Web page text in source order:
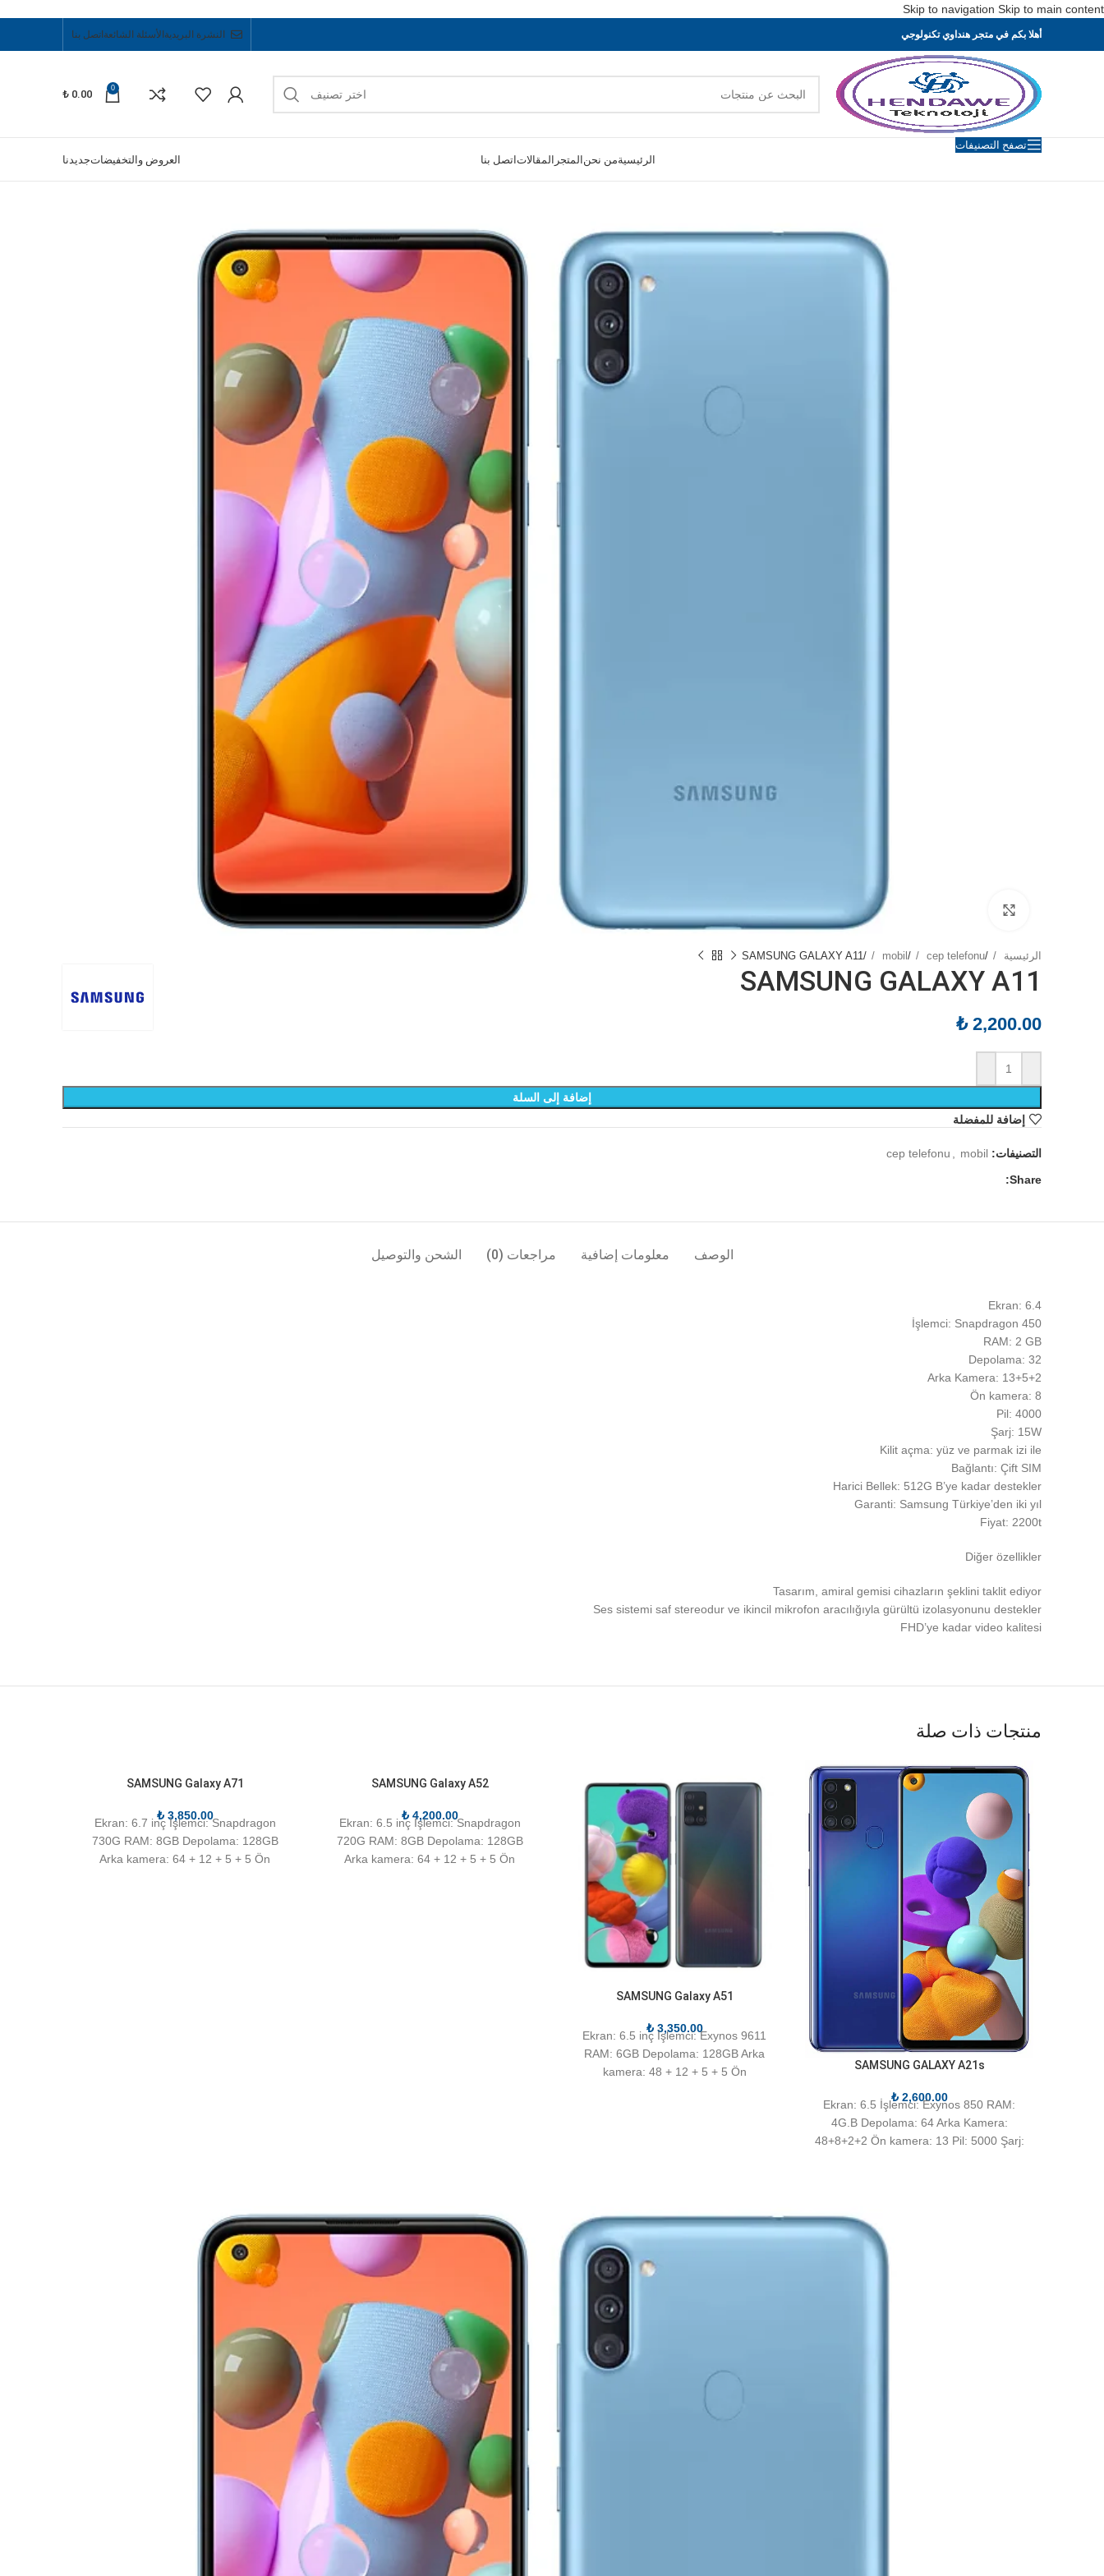
Skip to navigation Skip to main content
أهلا بكم في متجر هنداوي تكنولوجي النشرة البريدية الأسئلة الشائعة اتصل بنا
اختر تصنيف 0
₺ 0.00
تصفح التصنيفات
الرئيسيةمن نحنالمتجر المقالاتاتصل بنا العروض والتخفيضاتجديدنا
الرئيسية /
cep telefonu
/
mobil
/
SAMSUNG GALAXY A11
SAMSUNG GALAXY A11
₺2,200.00
إضافة إلى السلة
إضافة للمفضلة
التصنيفات: cep telefonu , mobil
Share:
الوصف معلومات إضافية مراجعات (0) الشحن والتوصيل
Ekran: 6.4
İşlemci: Snapdragon 450
RAM: 2 GB
Depolama: 32
Arka Kamera: 13+5+2
Ön kamera: 8
Pil: 4000
Şarj: 15W
Kilit açma: yüz ve parmak izi ile
Bağlantı: Çift SIM
Harici Bellek: 512G B’ye kadar destekler
Garanti: Samsung Türkiye’den iki yıl
Fiyat: 2200t
Diğer özellikler
Tasarım, amiral gemisi cihazların şeklini taklit ediyor
Ses sistemi saf stereodur ve ikincil mikrofon aracılığıyla gürültü izolasyonunu destekler
FHD’ye kadar video kalitesi
منتجات ذات صلة
SAMSUNG GALAXY A21s
₺2,600.00
Ekran: 6.5 İşlemci: Exynos 850 RAM:
4G.B Depolama: 64 Arka Kamera:
48+8+2+2 Ön kamera: 13 Pil: 5000 Şarj:
SAMSUNG Galaxy A51
₺3,350.00
Ekran: 6.5 inç İşlemci: Exynos 9611
RAM: 6GB Depolama: 128GB Arka
kamera: 48 + 12 + 5 + 5 Ön
SAMSUNG Galaxy A52
₺4,200.00
Ekran: 6.5 inç İşlemci: Snapdragon
720G RAM: 8GB Depolama: 128GB
Arka kamera: 64 + 12 + 5 + 5 Ön
SAMSUNG Galaxy A71
₺3,850.00
Ekran: 6.7 inç İşlemci: Snapdragon
730G RAM: 8GB Depolama: 128GB
Arka kamera: 64 + 12 + 5 + 5 Ön